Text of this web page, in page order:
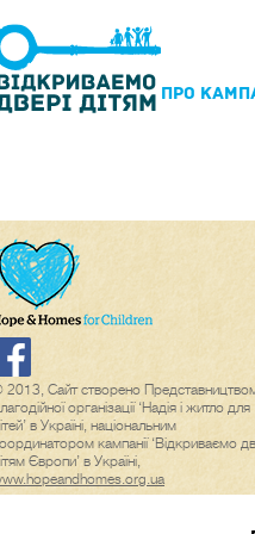
ПРО
2013, Сайт створено
організації ‘Надія і житло для
в Україні, національним
кампанії ‘Відкриваємо
Європи’ в Україні,